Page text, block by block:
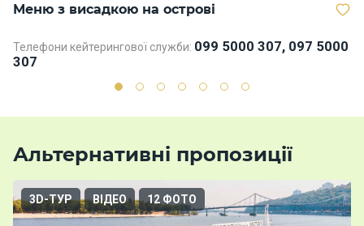
Меню з висадкою на острові
Телефони кейтерингової служби: 099 5000 307, 097 5000
307
Альтернативні пропозиції
3D-ТУР ВІДЕО 12 ФОТО